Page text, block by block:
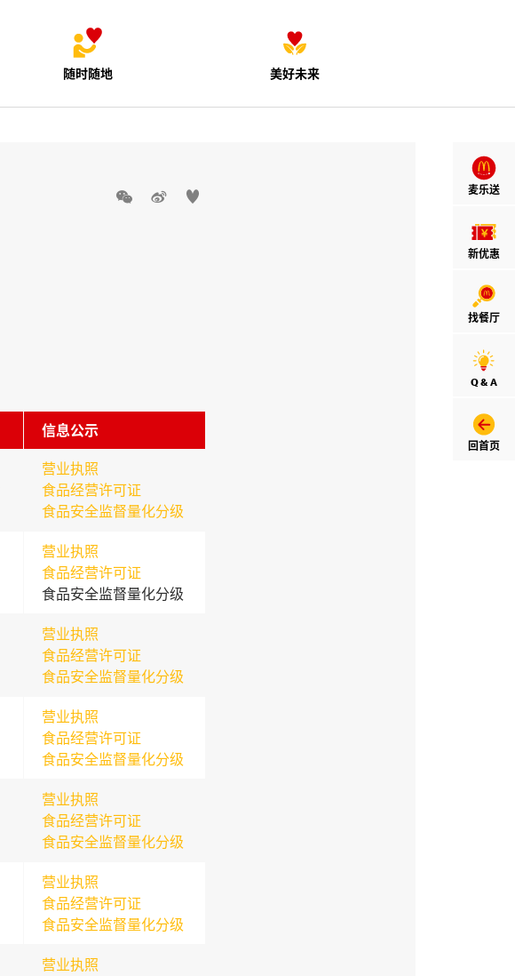
随时随地 美好未来
麦乐送
新优惠
找餐厅
Q & A
回首页
  
信息公示
营业执照
食品经营许可证
食品安全监督量化分级
营业执照
食品经营许可证
食品安全监督量化分级
营业执照
食品经营许可证
食品安全监督量化分级
营业执照
食品经营许可证
食品安全监督量化分级
营业执照
食品经营许可证
食品安全监督量化分级
营业执照
食品经营许可证
食品安全监督量化分级
营业执照